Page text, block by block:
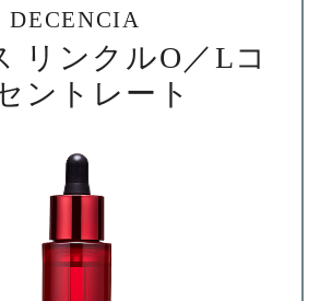
DECENCIA
リンクルO／Lコ
ントレート